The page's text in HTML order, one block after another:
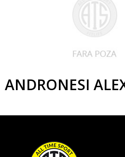
ANDRONESI